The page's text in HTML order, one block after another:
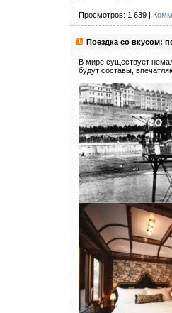
Просмотров: 1 639 |
Поездка со вкусом:
В мире существует
будут составы,